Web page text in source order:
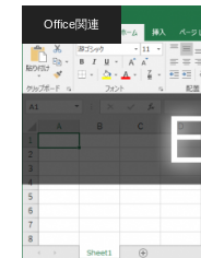
Office関連